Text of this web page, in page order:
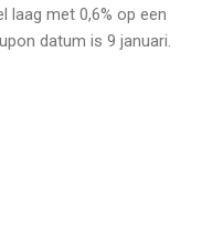
laag met 0,6% op een
datum is 9 januari.